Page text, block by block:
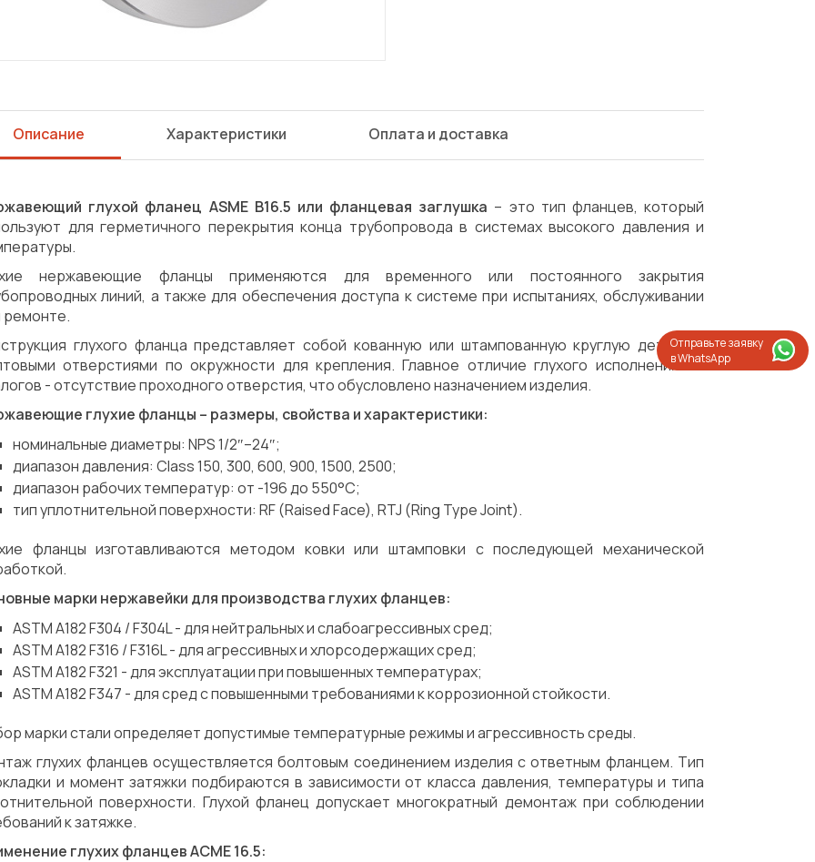
Отправьте заявку
в WhatsApp
Сварка Механическая обработка
Описание Характеристики Оплата и доставка
глухой фланец ASME B16.5 или фланцевая заглушка – это тип фланцев, который
для герметичного перекрытия конца трубопровода в системах высокого давления и
нержавеющие фланцы применяются для временного или постоянного закрытия
линий, а также для обеспечения доступа к системе при испытаниях, обслуживании
ремонте.
глухого фланца представляет собой кованную или штампованную круглую деталь с
отверстиями по окружности для крепления. Главное отличие глухого исполнения от
- отсутствие проходного отверстия, что обусловлено назначением изделия.
глухие фланцы – размеры, свойства и характеристики:
номинальные диаметры: NPS 1/2″–24″;
диапазон давления: Class 150, 300, 600, 900, 1500, 2500;
диапазон рабочих температур: от -196 до 550°C;
тип уплотнительной поверхности: RF (Raised Face), RTJ (Ring Type Joint).
фланцы изготавливаются методом ковки или штамповки с последующей механической
марки нержавейки для производства глухих фланцев:
ASTM A182 F304 / F304L - для нейтральных и слабоагрессивных сред;
ASTM A182 F316 / F316L - для агрессивных и хлорсодержащих сред;
ASTM A182 F321 - для эксплуатации при повышенных температурах;
ASTM A182 F347 - для сред с повышенными требованиями к коррозионной стойкости.
марки стали определяет допустимые температурные режимы и агрессивность среды.
глухих фланцев осуществляется болтовым соединением изделия с ответным фланцем. Тип
и момент затяжки подбираются в зависимости от класса давления, температуры и типа
поверхности. Глухой фланец допускает многократный демонтаж при соблюдении
к затяжке.
глухих фланцев АСМЕ 16.5: